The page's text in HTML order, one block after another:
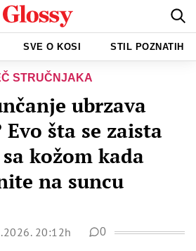
SVE O KOSI STIL POZNATIH
STRUČNJAKA
ubrzava
šta se zaista
kožom kada
na suncu
20:12h 0